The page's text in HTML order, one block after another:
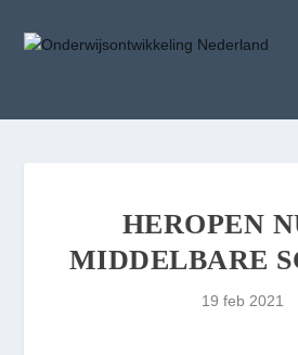
HEROPEN
MIDDELBARE
19 feb 2021